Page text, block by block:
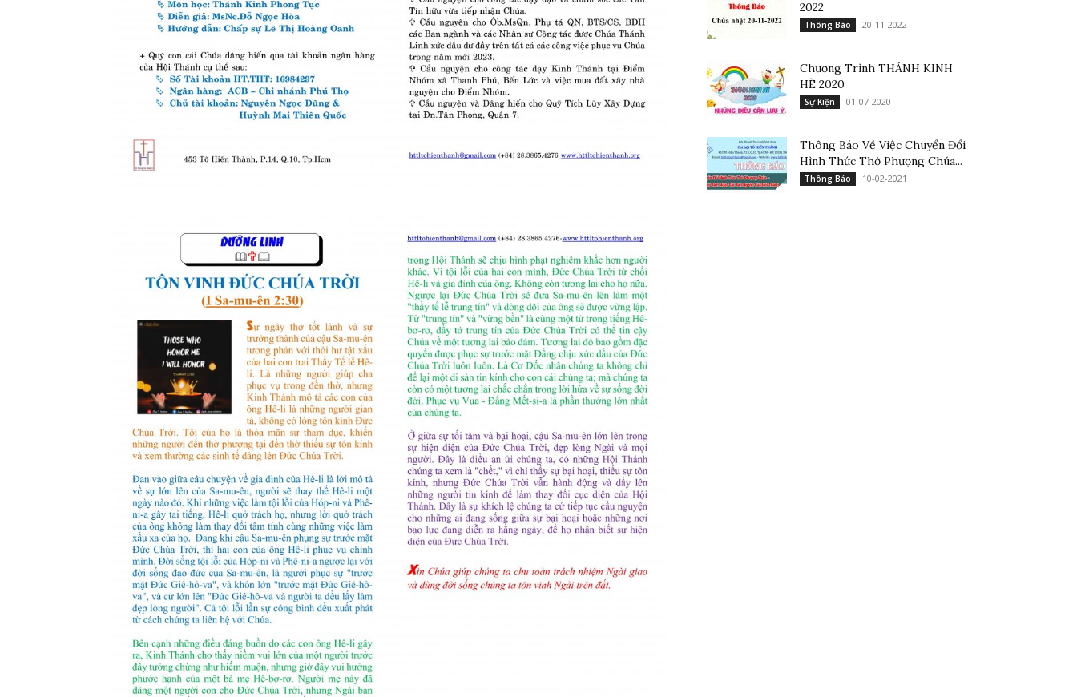
2022
Thông Báo 20-11-2022
Chương Trình THÁNH KINH
HÈ 2020
Sự Kiện 01-07-2020
Thông Báo Về Việc Chuyển Đổi
Hình Thức Thờ Phượng Chúa...
Thông Báo 10-02-2021